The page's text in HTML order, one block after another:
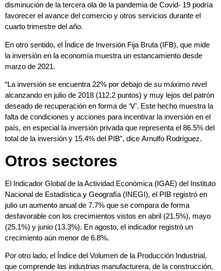
disminución de la tercera ola de la pandemia de Covid- 19 podría
favorecer el avance del comercio y otros servicios durante el
cuarto trimestre del año.
En otro sentido, el Índice de Inversión Fija Bruta (IFB), que mide
la inversión en la economía muestra un estancamiento desde
marzo de 2021.
“La inversión se encuentra 22% por debajo de su máximo nivel
alcanzando en julio de 2018 (112.2 puntos) y muy lejos del patrón
deseado de recuperación en forma de ‘V’. Este hecho muestra la
falta de condiciones y acciones para incentivar la inversión en el
país, en especial la inversión privada que representa el 86.5% del
total de la inversión y 15.4% del PIB”, dice Arnulfo Rodríguez.
Otros sectores
El Indicador Global de la Actividad Económica (IGAE) del Instituto
Nacional de Estadística y Geografía (INEGI), el PIB registró en
julio un aumento anual de 7.7% que se compara de forma
desfavorable con los crecimientos vistos en abril (21.5%), mayo
(25.1%) y junio (13.3%). En agosto, el indicador registró un
crecimiento aún menor de 6.8%.
Por otro lado, el Índice del Volumen de la Producción Industrial,
que comprende las industrias manufacturera, de la construcción,